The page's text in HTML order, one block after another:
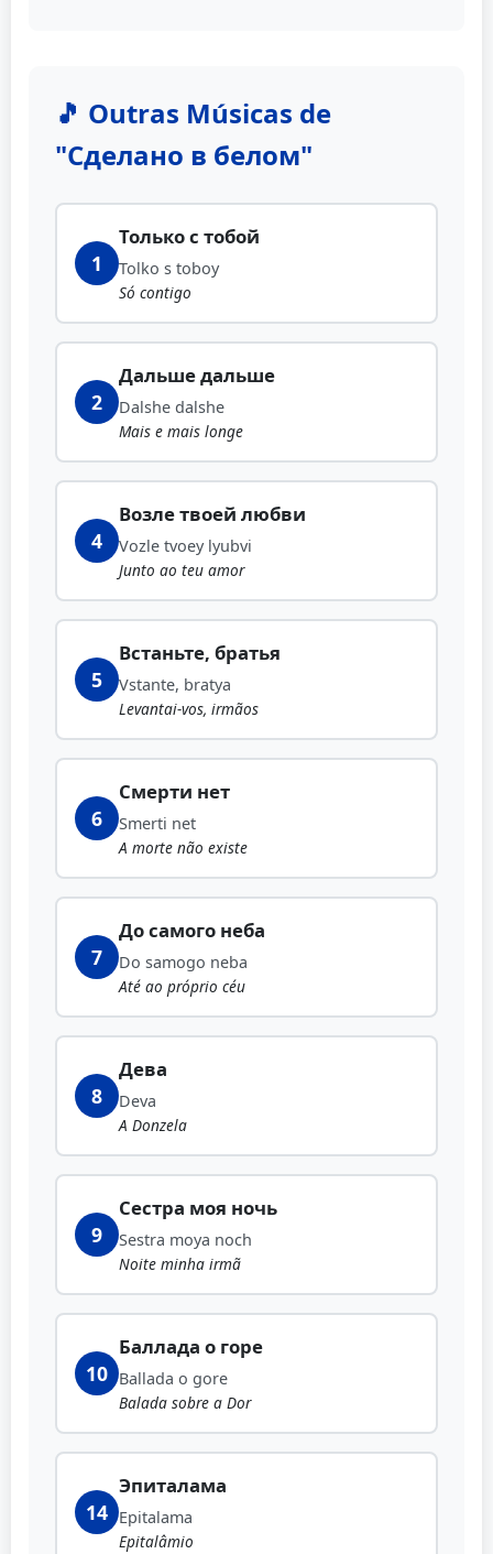
🎵 Outras Músicas de
"Сделано в белом"
1
Только с тобой
Tolko s toboy
Só contigo
2
Дальше дальше
Dalshe dalshe
Mais e mais longe
4
Возле твоей любви
Vozle tvoey lyubvi
Junto ao teu amor
5
Встаньте, братья
Vstante, bratya
Levantai-vos, irmãos
6
Смерти нет
Smerti net
A morte não existe
7
До самого неба
Do samogo neba
Até ao próprio céu
8
Дева
Deva
A Donzela
9
Сестра моя ночь
Sestra moya noch
Noite minha irmã
10
Баллада о горе
Ballada o gore
Balada sobre a Dor
14
Эпиталама
Epitalama
Epitalâmio